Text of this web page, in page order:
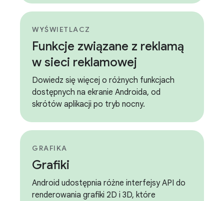
WYŚWIETLACZ
Funkcje związane z reklamą
w sieci reklamowej
Dowiedz się więcej o różnych funkcjach
dostępnych na ekranie Androida, od
skrótów aplikacji po tryb nocny.
GRAFIKA
Grafiki
Android udostępnia różne interfejsy API do
renderowania grafiki 2D i 3D, które